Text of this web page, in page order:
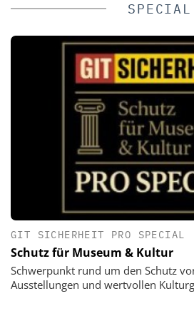
SPECIAL
GIT SICHERHEIT PRO SPECIAL
Schutz für Museum & Kultur
Schwerpunkt rund um den Schutz
Ausstellungen und wertvollen